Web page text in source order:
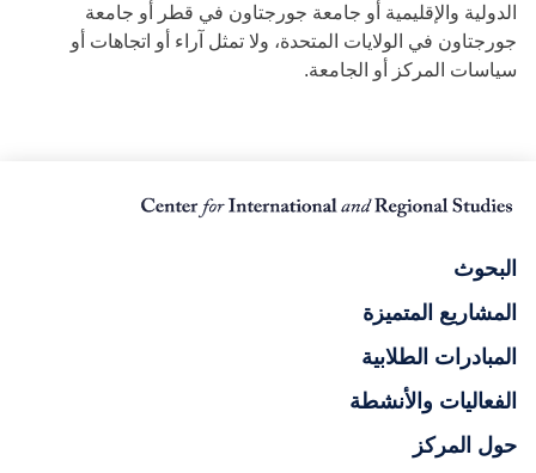
الدولية والإقليمية أو جامعة جورجتاون في قطر أو جامعة
جورجتاون في الولايات المتحدة، ولا تمثل آراء أو اتجاهات أو
سياسات المركز أو الجامعة.
البحوث
المشاريع المتميزة
المبادرات الطلابية
الفعاليات والأنشطة
حول المركز